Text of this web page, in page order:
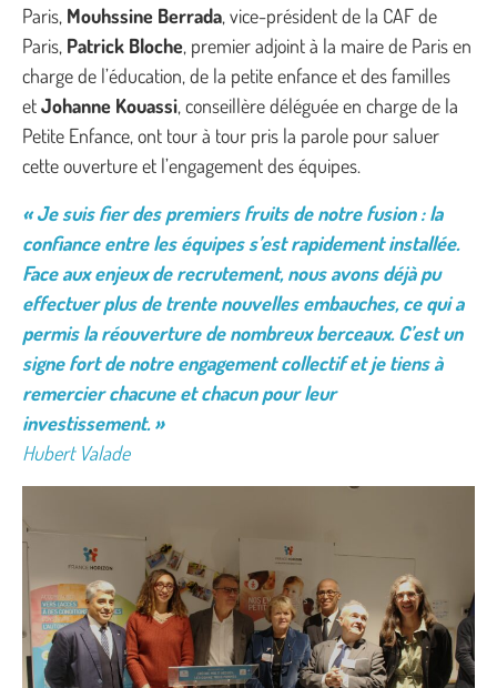
Paris, Mouhssine Berrada, vice-président de la CAF de
Paris, Patrick Bloche, premier adjoint à la maire de Paris en
charge de l’éducation, de la petite enfance et des familles
etJohanne Kouassi, conseillère déléguée en charge de la
Petite Enfance, ont tour à tour pris la parole pour saluer
cette ouverture et l’engagement des équipes.
« Je suis fier des premiers fruits de notre fusion : la
confiance entre les équipes s’est rapidement installée.
Face aux enjeux de recrutement, nous avons déjà pu
effectuer plus de trente nouvelles embauches, ce qui a
permis la réouverture de nombreux berceaux. C’est un
signe fort de notre engagement collectif et je tiens à
remercier chacune et chacun pour leur
investissement. »
Hubert Valade